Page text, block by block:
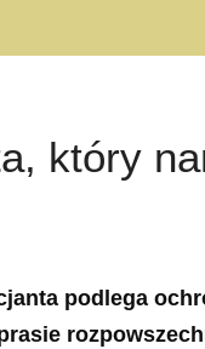
który
podlega